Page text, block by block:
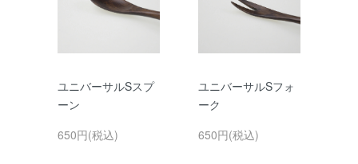
ユニバーサルSスプ
ーン
650円(税込)
ユニバーサルSフォ
ーク
650円(税込)